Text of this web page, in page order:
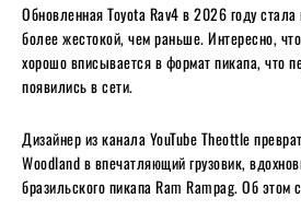
Обновленная Toyota Rav4 в 2026 году стала
более жестокой, чем раньше. Интересно,
хорошо вписывается в формат пикапа, что
появились в сети.
Дизайнер из канала YouTube Theottle
Woodland в впечатляющий грузовик,
бразильского пикапа Ram Rampag. Об